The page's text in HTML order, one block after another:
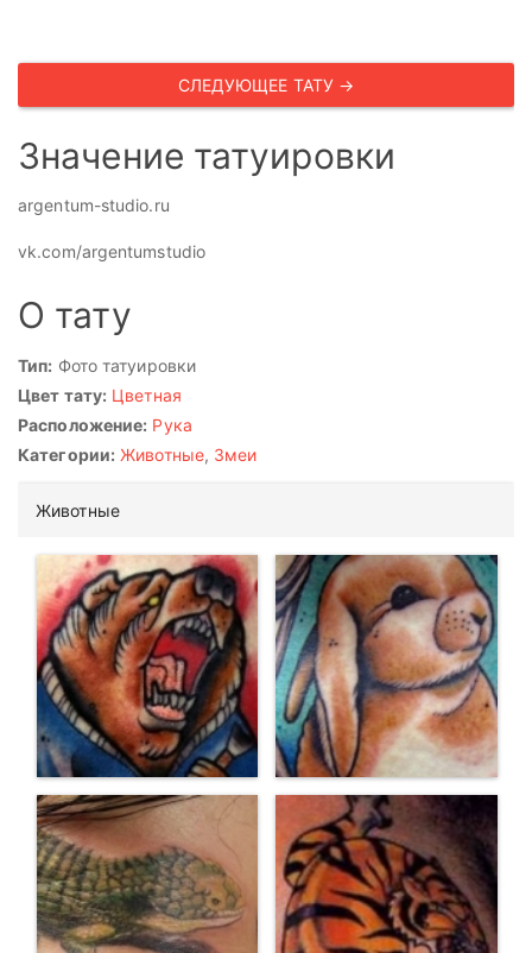
СЛЕДУЮЩЕЕ ТАТУ →
Значение татуировки
argentum-studio.ru
vk.com/argentumstudio
О тату
Тип: Фото татуировки
Цвет тату: Цветная
Расположение: Рука
Категории: Животные, Змеи
Животные